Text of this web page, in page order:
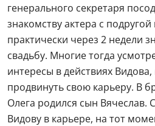
генерального секретаря
знакомству актера с
практически через 2 недели
свадьбу. Многие тогда
интересы в действиях
продвинуть свою карьеру. В
Олега родился сын Вячеслав.
Видову в карьере, на тот